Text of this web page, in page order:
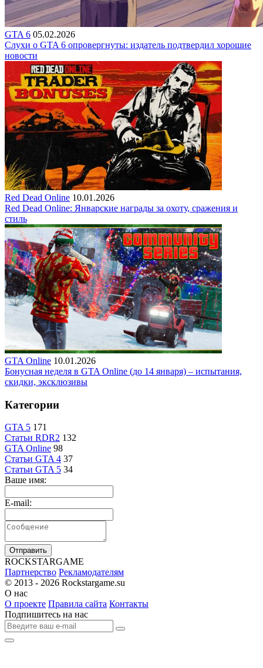
GTA 6 05.02.2026
Слухи о GTA 6 опровергнуты: издатель подтвердил хорошие
новости
Red Dead Online 10.01.2026
Red Dead Online: Январские награды за охоту, сражения и
стиль
GTA Online 10.01.2026
Бонусная неделя в GTA Online (до 14 января) – испытания,
скидки, эксклюзивы
Категории
GTA 5 171
Статьи RDR2 132
GTA Online 98
Статьи GTA 4 37
Статьи GTA 5 34
Ваше имя:
E-mail:
Отправить
ROCKSTARGAME
Партнерство Рекламодателям
© 2013 - 2026 Rockstargame.su
О нас
О проекте Правила сайта Контакты
Подпишитесь на нас